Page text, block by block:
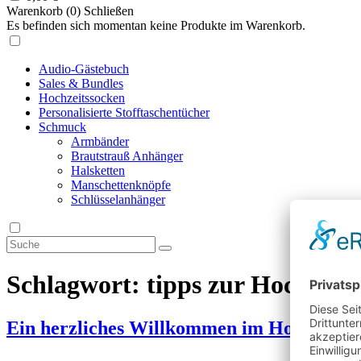
Warenkorb (0) Schließen
Es befinden sich momentan keine Produkte im Warenkorb.
Audio-Gästebuch
Sales & Bundles
Hochzeitssocken
Personalisierte Stofftaschentücher
Schmuck
Armbänder
Brautstrauß Anhänger
Halsketten
Manschettenknöpfe
Schlüsselanhänger
Schlagwort: tipps zur Hochzeit
Ein herzliches Willkommen im